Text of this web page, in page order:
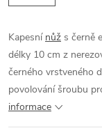
Kapesní nůž s černě
délky 10 cm z
černého vrstveného
povolování šroubu
informace